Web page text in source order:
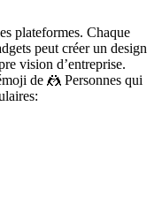
plateformes. Chaque
peut créer un design
vision d’entreprise.
de 🤼 Personnes qui